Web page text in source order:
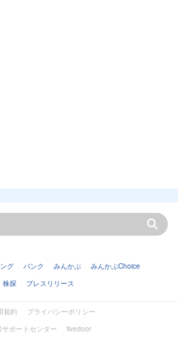
グ バンク みんかぶ
みんかぶChoice
株探 プレスリリース
規約
プライバシーポリシー
ポートセンター
livedoor